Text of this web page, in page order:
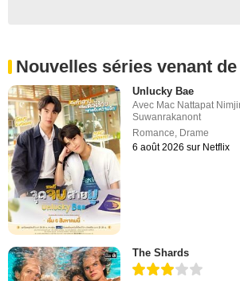
Nouvelles séries venant
Unlucky Bae
Avec Mac Nattapat
Suwanrakanont
Romance, Drame
6 août 2026 sur Netflix
The Shards